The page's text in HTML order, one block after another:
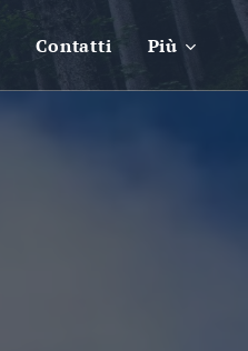
Contatti Più